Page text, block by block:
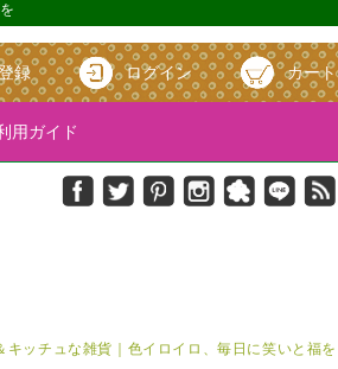
録 ログイン カート
用ガイド
ッチュな雑貨｜色イロイロ、毎日に笑いと福を